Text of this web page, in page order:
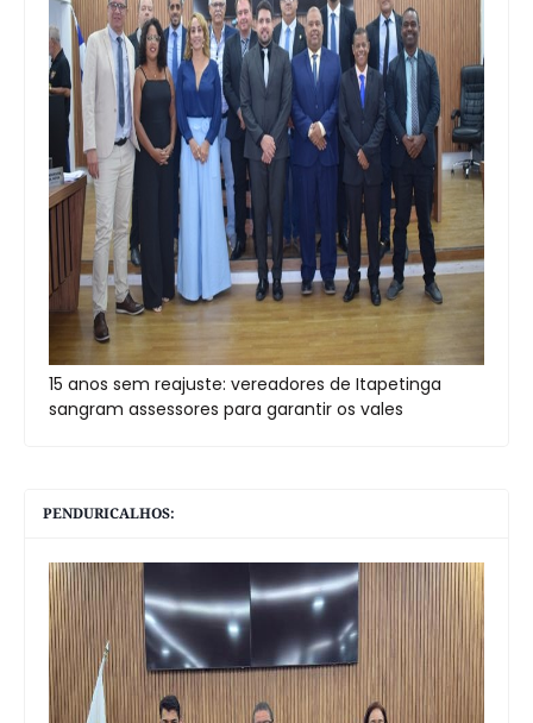
15 anos sem reajuste: vereadores de Itapetinga
sangram assessores para garantir os vales
PENDURICALHOS: